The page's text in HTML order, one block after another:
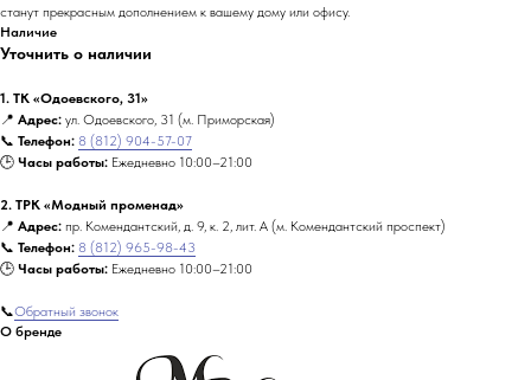
станут прекрасным дополнением к вашему дому или офису.
Наличие
Уточнить о наличии
1. ТК «Одоевского, 31»
📍 Адрес: ул. Одоевского, 31 (м. Приморская)
📞 Телефон: 8 (812) 904-57-07
🕒 Часы работы: Ежедневно 10:00–21:00
2. ТРК «Модный променад»
📍 Адрес: пр. Комендантский, д. 9, к. 2, лит. А (м. Комендантский проспект)
📞 Телефон: 8 (812) 965-98-43
🕒 Часы работы: Ежедневно 10:00–21:00
📞Обратный звонок
О бренде